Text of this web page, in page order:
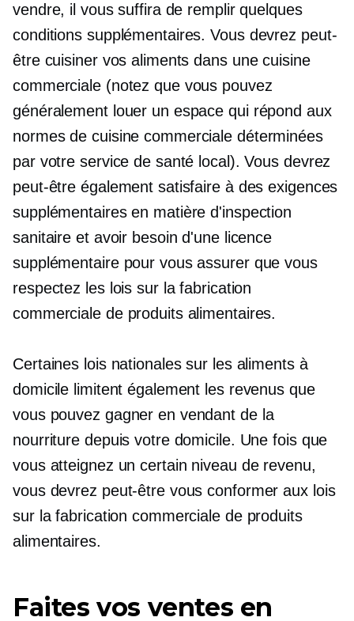
vendre, il vous suffira de remplir quelques
conditions supplémentaires. Vous devrez peut-
être cuisiner vos aliments dans une cuisine
commerciale (notez que vous pouvez
généralement louer un espace qui répond aux
normes de cuisine commerciale déterminées
par votre service de santé local). Vous devrez
peut-être également satisfaire à des exigences
supplémentaires en matière d'inspection
sanitaire et avoir besoin d'une licence
supplémentaire pour vous assurer que vous
respectez les lois sur la fabrication
commerciale de produits alimentaires.
Certaines lois nationales sur les aliments à
domicile limitent également les revenus que
vous pouvez gagner en vendant de la
nourriture depuis votre domicile. Une fois que
vous atteignez un certain niveau de revenu,
vous devrez peut-être vous conformer aux lois
sur la fabrication commerciale de produits
alimentaires.
Faites vos ventes en